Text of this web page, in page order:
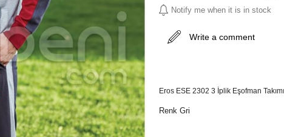
Notify me when it is in stock
Write a comment
Eros ESE 2302 3 İplik Eşofman Takımı
Renk Gri